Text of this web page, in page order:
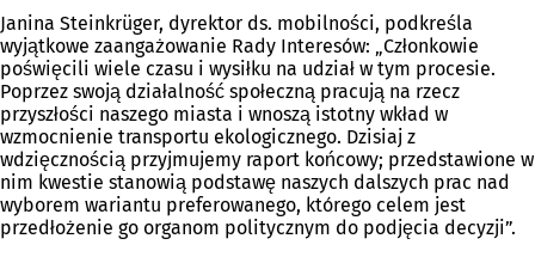
Janina Steinkrüger, dyrektor ds. mobilności, podkreśla
wyjątkowe zaangażowanie Rady Interesów: „Członkowie
poświęcili wiele czasu i wysiłku na udział w tym procesie.
Poprzez swoją działalność społeczną pracują na rzecz
przyszłości naszego miasta i wnoszą istotny wkład w
wzmocnienie transportu ekologicznego. Dzisiaj z
wdzięcznością przyjmujemy raport końcowy; przedstawione w
nim kwestie stanowią podstawę naszych dalszych prac nad
wyborem wariantu preferowanego, którego celem jest
przedłożenie go organom politycznym do podjęcia decyzji”.